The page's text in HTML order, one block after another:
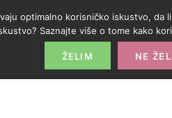
POČETNA
optimalno korisničko iskustvo,
Saznajte više o tome kako
ŽELIM NE